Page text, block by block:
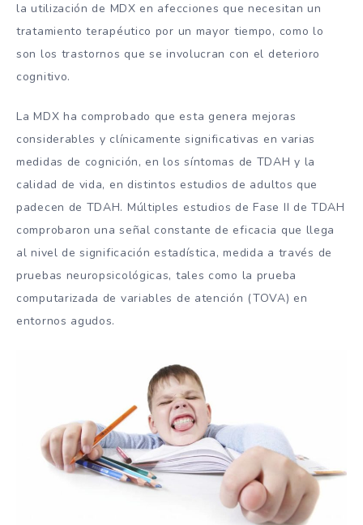
la utilización de MDX en afecciones que necesitan un
tratamiento terapéutico por un mayor tiempo, como lo
son los trastornos que se involucran con el deterioro
cognitivo.
La MDX ha comprobado que esta genera mejoras
considerables y clínicamente significativas en varias
medidas de cognición, en los síntomas de TDAH y la
calidad de vida, en distintos estudios de adultos que
padecen de TDAH. Múltiples estudios de Fase II de TDAH
comprobaron una señal constante de eficacia que llega
al nivel de significación estadística, medida a través de
pruebas neuropsicológicas, tales como la prueba
computarizada de variables de atención (TOVA) en
entornos agudos.